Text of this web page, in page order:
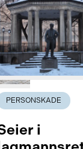
PERSONSKADE
i